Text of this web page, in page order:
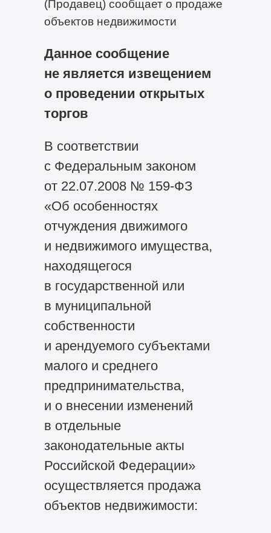
(Продавец) сообщает о продаже
объектов недвижимости
Данное сообщение
не является извещением
о проведении открытых
торгов
В соответствии
с Федеральным законом
от 22.07.2008 № 159-ФЗ
«Об особенностях
отчуждения движимого
и недвижимого имущества,
находящегося
в государственной или
в муниципальной
собственности
и арендуемого субъектами
малого и среднего
предпринимательства,
и о внесении изменений
в отдельные
законодательные акты
Российской Федерации»
осуществляется продажа
объектов недвижимости: